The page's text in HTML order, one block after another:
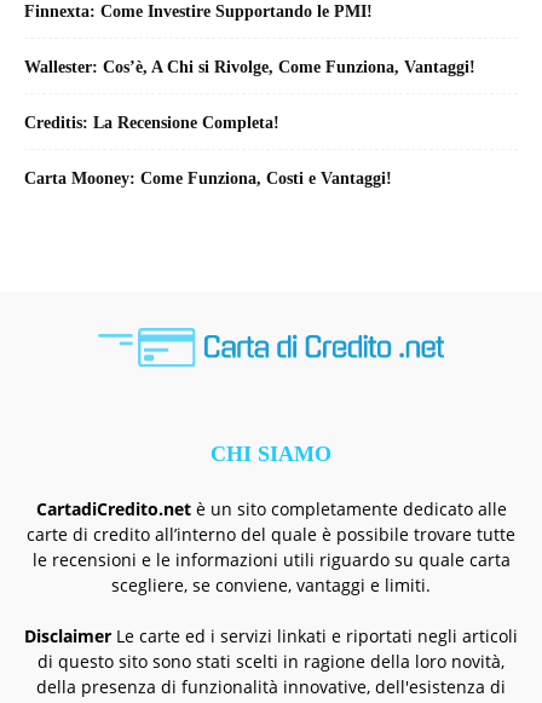
Finnexta: Come Investire Supportando le PMI!
Wallester: Cos’è, A Chi si Rivolge, Come Funziona, Vantaggi!
Creditis: La Recensione Completa!
Carta Mooney: Come Funziona, Costi e Vantaggi!
CHI SIAMO
CartadiCredito.netè un sito completamente dedicato alle
carte di credito all’interno del quale è possibile trovare tutte
le recensioni e le informazioni utili riguardo su quale carta
scegliere, se conviene, vantaggi e limiti.
Disclaimer Le carte ed i servizi linkati e riportati negli articoli
di questo sito sono stati scelti in ragione della loro novità,
della presenza di funzionalità innovative, dell'esistenza di